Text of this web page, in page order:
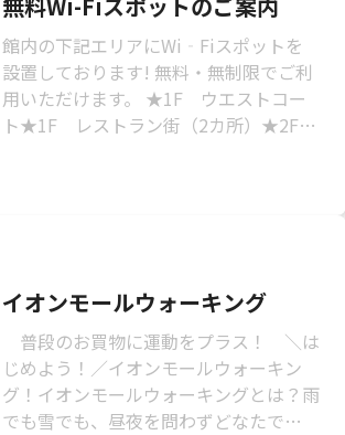
館内の下記エリアにWi‐Fiスポットを
設置しております! 無料・無制限でご利
用いただけます。 ★1F ウエストコー
ト★1F レストラン街（2カ所）★2F
イオンモールウォーキング
普段のお買物に運動をプラス！ ＼は
じめよう！／イオンモールウォーキン
グ！イオンモールウォーキングとは？雨
でも雪でも、昼夜を問わずどなたでも！